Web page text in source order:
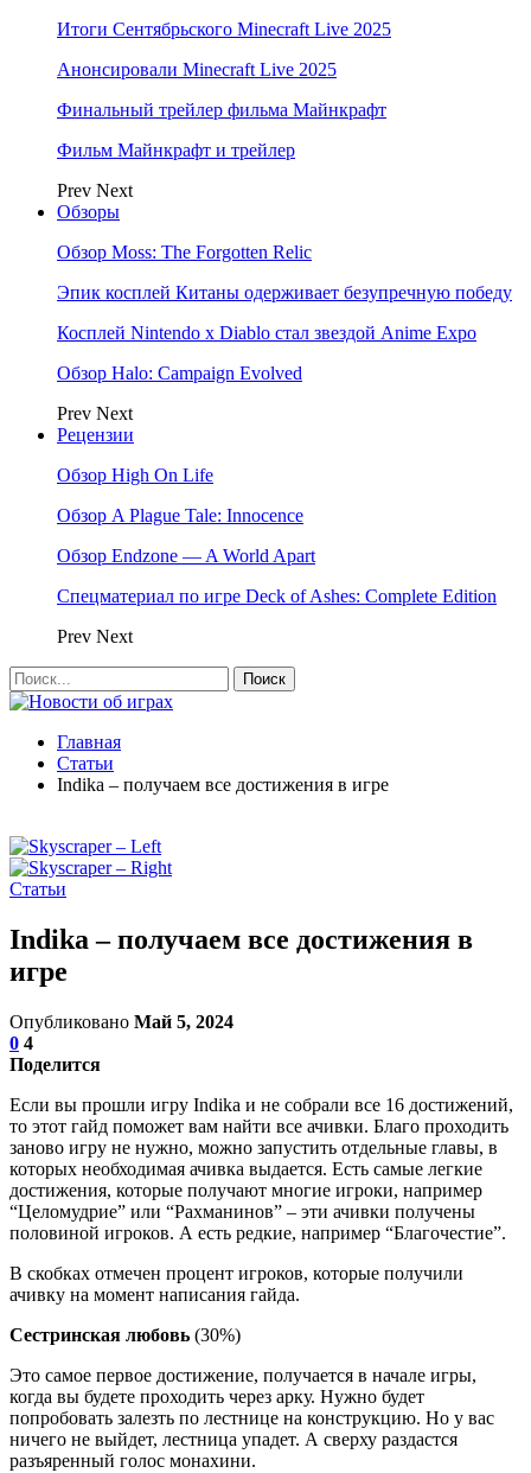
Итоги Сентябрьского Minecraft Live 2025
Анонсировали Minecraft Live 2025
Финальный трейлер фильма Майнкрафт
Фильм Майнкрафт и трейлер
Prev Next
Обзоры
Обзор Moss: The Forgotten Relic
Эпик косплей Китаны одерживает безупречную победу
Косплей Nintendo x Diablo стал звездой Anime Expo
Обзор Halo: Campaign Evolved
Prev Next
Рецензии
Обзор High On Life
Обзор A Plague Tale: Innocence
Обзор Endzone — A World Apart
Спецматериал по игре Deck of Ashes: Complete Edition
Prev Next
Главная
Статьи
Indika – получаем все достижения в игре
Статьи
Indika – получаем все достижения в
игре
Опубликовано Май 5, 2024
0 4
Поделится
Если вы прошли игру Indika и не собрали все 16 достижений,
то этот гайд поможет вам найти все ачивки. Благо проходить
заново игру не нужно, можно запустить отдельные главы, в
которых необходимая ачивка выдается. Есть самые легкие
достижения, которые получают многие игроки, например
“Целомудрие” или “Рахманинов” – эти ачивки получены
половиной игроков. А есть редкие, например “Благочестие”.
В скобках отмечен процент игроков, которые получили
ачивку на момент написания гайда.
Сестринская любовь (30%)
Это самое первое достижение, получается в начале игры,
когда вы будете проходить через арку. Нужно будет
попробовать залезть по лестнице на конструкцию. Но у вас
ничего не выйдет, лестница упадет. А сверху раздастся
разъяренный голос монахини.